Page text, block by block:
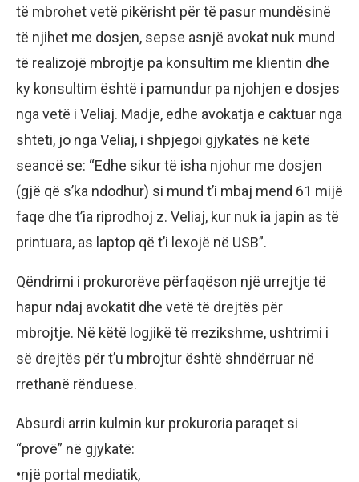
të mbrohet vetë pikërisht për të pasur mundësinë
të njihet me dosjen, sepse asnjë avokat nuk mund
të realizojë mbrojtje pa konsultim me klientin dhe
ky konsultim është i pamundur pa njohjen e dosjes
nga vetë i Veliaj. Madje, edhe avokatja e caktuar nga
shteti, jo nga Veliaj, i shpjegoi gjykatës në këtë
seancë se: “Edhe sikur të isha njohur me dosjen
(gjë që s’ka ndodhur) si mund t’i mbaj mend 61 mijë
faqe dhe t’ia riprodhoj z. Veliaj, kur nuk ia japin as të
printuara, as laptop që t’i lexojë në USB”.
Qëndrimi i prokurorëve përfaqëson një urrejtje të
hapur ndaj avokatit dhe vetë të drejtës për
mbrojtje. Në këtë logjikë të rrezikshme, ushtrimi i
së drejtës për t’u mbrojtur është shndërruar në
rrethanë rënduese.
Absurdi arrin kulmin kur prokuroria paraqet si
“provë” në gjykatë:
•një portal mediatik,